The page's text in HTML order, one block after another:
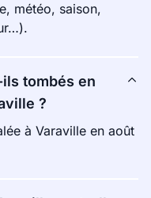
météo, saison,
tombés en
?
à Varaville en août